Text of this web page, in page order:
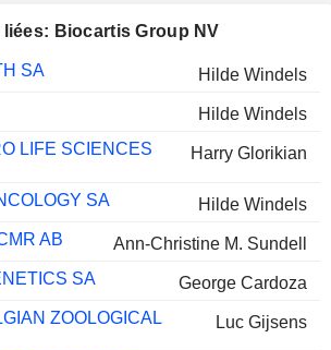
Biocartis Group NV
SA
Hilde Windels
Hilde Windels
LIFE SCIENCES
Harry Glorikian
SA
Hilde Windels
AB
Ann-Christine M. Sundell
SA
George Cardoza
ZOOLOGICAL
Luc Gijsens